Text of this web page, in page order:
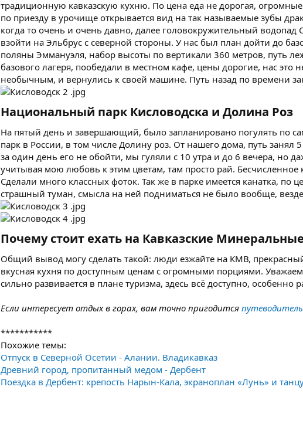
традиционную кавказскую кухню. По цена еда не дорогая,
по приезду в урочище открывается вид на так называемые зубы
когда то очень и очень давно, далее головокружительный
взойти на Эльбрус с северной стороны. У нас был план дойти до
поляны Эммануэля, набор высоты по вертикали 360 метров, путь
базового лагеря, пообедали в местном кафе, цены дорогие, нас это
необычным, и вернулись к своей машине. Путь назад по времени
Национальный парк Кисловодска и Долина Роз​
На пятый день и завершающий, было запланировано погулять по
парк в России, в том числе Долину роз. От нашего дома, путь
за один день его не обойти, мы гуляли с 10 утра и до 6 вечера, но
учитывая мою любовь к этим цветам, там просто рай. Бесчисленное
Сделали много классных фоток. Так же в парке имеется канатка, по
страшный туман, смысла на ней подниматься не было вообще,
Почему стоит ехать на Кавказские
Общий вывод могу сделать такой: люди езжайте на КМВ,
вкусная кухня по доступным ценам с огромными порциями.
сильно развивается в плане туризма, здесь всё доступно,
Если интересует отдых в горах, вам точно пригодится
***********
Похожие темы:
Отпуск в Северной Осетии - Алании. Владикавказ
Древний город, пропитанный медом - Дербент
Поездка в Дербент: крепость Нарын-Кала, экраноплан «Лунь» и